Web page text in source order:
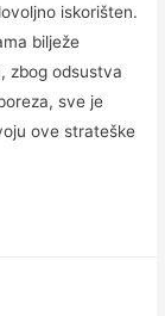
iskorišten.
bilježe
zbog odsustva
sve je
ove strateške